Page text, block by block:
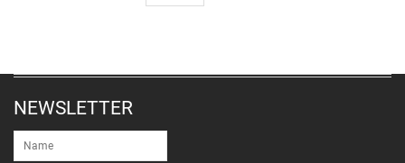
NEWSLETTER